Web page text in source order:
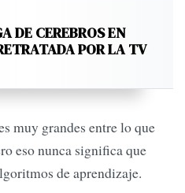
DE CEREBROS EN
POR LA TV
muy grandes entre lo que
eso nunca significa que
de aprendizaje.